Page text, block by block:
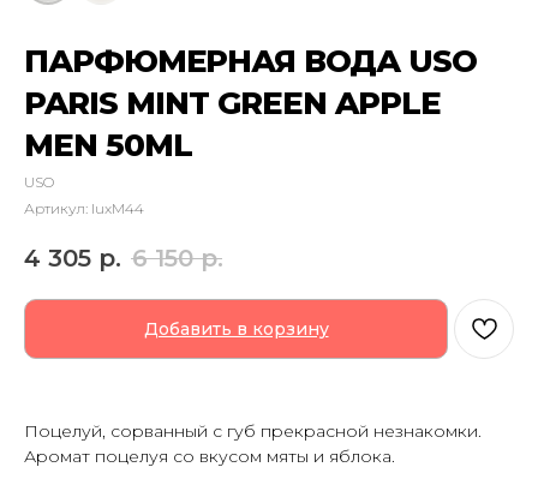
ПАРФЮМЕРНАЯ ВОДА USO
PARIS MINT GREEN APPLE
MEN 50ML
USO
Артикул: luxM44
4 305 р. 6 150 р.
Добавить в корзину
Поцелуй, сорванный с губ прекрасной незнакомки.
Аромат поцелуя со вкусом мяты и яблока.